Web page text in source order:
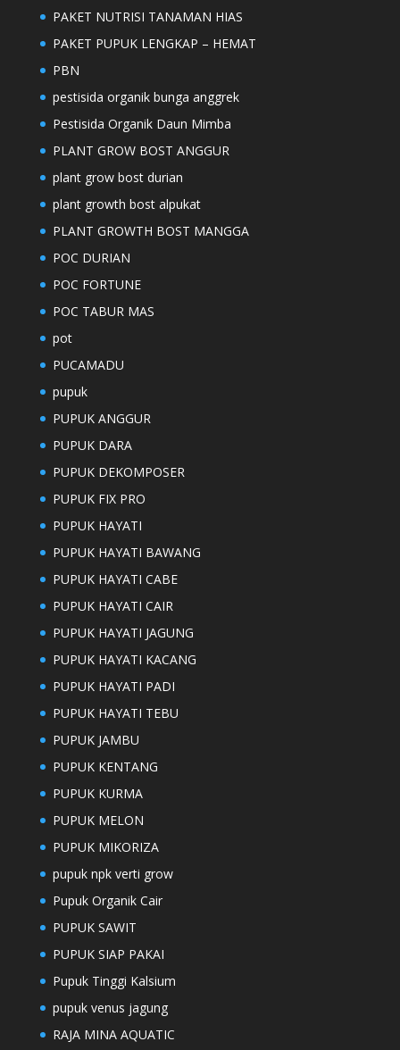
PAKET NUTRISI TANAMAN HIAS
PAKET PUPUK LENGKAP – HEMAT
PBN
pestisida organik bunga anggrek
Pestisida Organik Daun Mimba
PLANT GROW BOST ANGGUR
plant grow bost durian
plant growth bost alpukat
PLANT GROWTH BOST MANGGA
POC DURIAN
POC FORTUNE
POC TABUR MAS
pot
PUCAMADU
pupuk
PUPUK ANGGUR
PUPUK DARA
PUPUK DEKOMPOSER
PUPUK FIX PRO
PUPUK HAYATI
PUPUK HAYATI BAWANG
PUPUK HAYATI CABE
PUPUK HAYATI CAIR
PUPUK HAYATI JAGUNG
PUPUK HAYATI KACANG
PUPUK HAYATI PADI
PUPUK HAYATI TEBU
PUPUK JAMBU
PUPUK KENTANG
PUPUK KURMA
PUPUK MELON
PUPUK MIKORIZA
pupuk npk verti grow
Pupuk Organik Cair
PUPUK SAWIT
PUPUK SIAP PAKAI
Pupuk Tinggi Kalsium
pupuk venus jagung
RAJA MINA AQUATIC